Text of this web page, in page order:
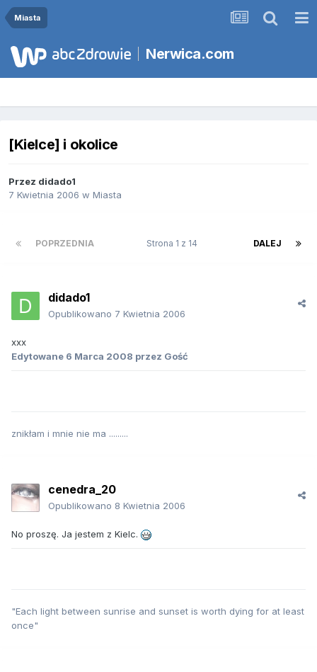
Miasta
Nerwica.com
[Kielce] i okolice
Przez didado1
7 Kwietnia 2006 w Miasta
POPRZEDNIA DALEJ
Strona 1 z 14
didado1
Opublikowano 7 Kwietnia 2006
xxx
Edytowane 6 Marca 2008 przez Gość
znikłam i mnie nie ma .........
cenedra_20
Opublikowano 8 Kwietnia 2006
No proszę. Ja jestem z Kielc.
"Each light between sunrise and sunset is worth dying for at least
once"